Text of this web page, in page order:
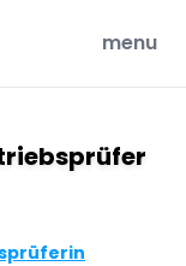
open
menu